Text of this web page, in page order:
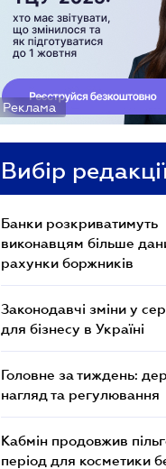
Реклама
Вибір
Банки розкриватимуть
виконавцям більше
рахунки боржників
Законодавчі зміни у
для бізнесу в Україні
Головне за тиждень:
нагляд та регулювання
Кабмін продовжив
період для косметики